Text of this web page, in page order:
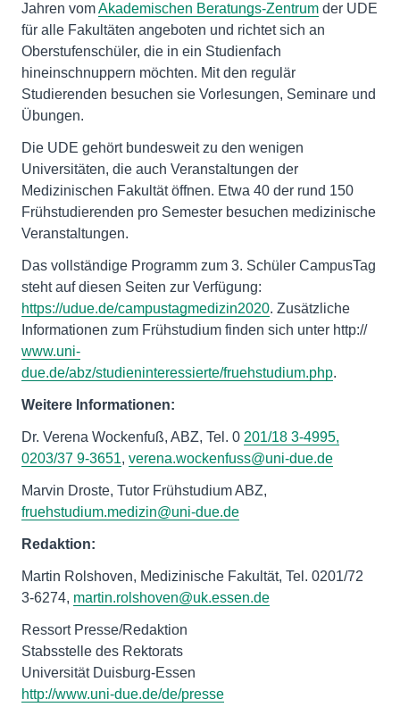
Jahren vomAkademischen Beratungs-Zentrum der UDE
für alle Fakultäten angeboten und richtet sich an
Oberstufenschüler, die in ein Studienfach
hineinschnuppern möchten. Mit den regulär
Studierenden besuchen sie Vorlesungen, Seminare und
Übungen.
Die UDE gehört bundesweit zu den wenigen
Universitäten, die auch Veranstaltungen der
Medizinischen Fakultät öffnen. Etwa 40 der rund 150
Frühstudierenden pro Semester besuchen medizinische
Veranstaltungen.
Das vollständige Programm zum 3. Schüler CampusTag
steht auf diesen Seiten zur Verfügung:
https://udue.de/campustagmedizin2020. Zusätzliche
Informationen zum Frühstudium finden sich unter http://
www.uni-
due.de/abz/studieninteressierte/fruehstudium.php.
Weitere Informationen:
Dr. Verena Wockenfuß, ABZ, Tel. 0 201/18 3-4995,
0203/37 9-3651, verena.wockenfuss@uni-due.de
Marvin Droste, Tutor Frühstudium ABZ,
fruehstudium.medizin@uni-due.de
Redaktion:
Martin Rolshoven, Medizinische Fakultät, Tel. 0201/72
3-6274, martin.rolshoven@uk.essen.de
Ressort Presse/Redaktion
Stabsstelle des Rektorats
http://www.uni-due.de/de/presse